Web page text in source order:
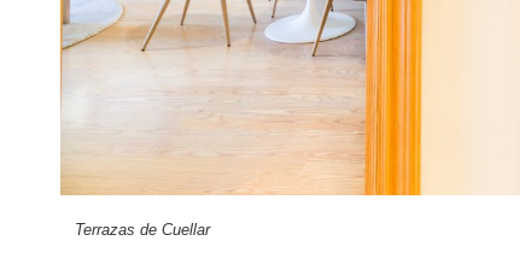
Terrazas de Cuellar